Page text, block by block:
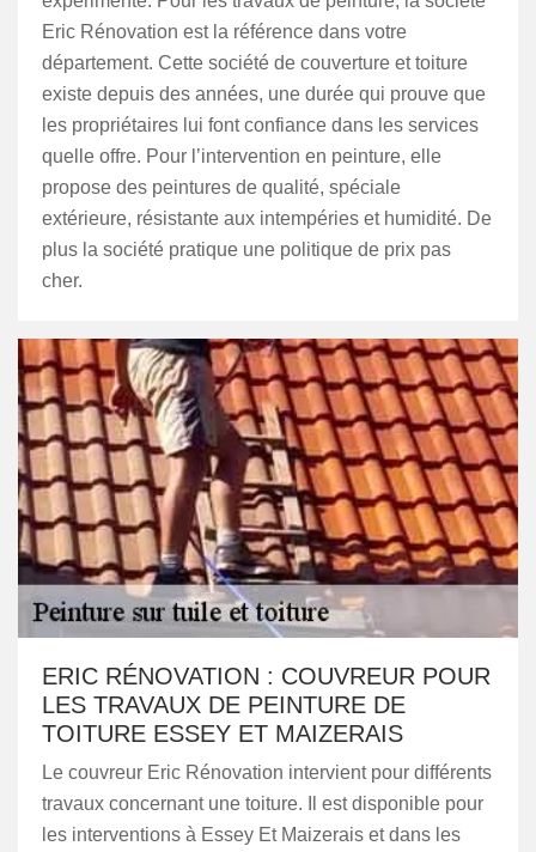
Eric Rénovation est la référence dans votre
département. Cette société de couverture et toiture
existe depuis des années, une durée qui prouve que
les propriétaires lui font confiance dans les services
quelle offre. Pour l’intervention en peinture, elle
propose des peintures de qualité, spéciale
extérieure, résistante aux intempéries et humidité. De
plus la société pratique une politique de prix pas
cher.
ERIC RÉNOVATION : COUVREUR POUR
LES TRAVAUX DE PEINTURE DE
TOITURE ESSEY ET MAIZERAIS
Le couvreur Eric Rénovation intervient pour différents
travaux concernant une toiture. Il est disponible pour
les interventions à Essey Et Maizerais et dans les